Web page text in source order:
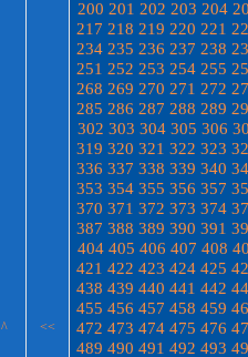
^ <<
200 201 202 203 204
217 218 219 220 221
234 235 236 237 238
251 252 253 254 255
268 269 270 271 272
285 286 287 288 289
302 303 304 305 306
319 320 321 322 323
336 337 338 339 340
353 354 355 356 357
370 371 372 373 374
387 388 389 390 391
404 405 406 407 408
421 422 423 424 425
438 439 440 441 442
455 456 457 458 459
472 473 474 475 476
489 490 491 492 493